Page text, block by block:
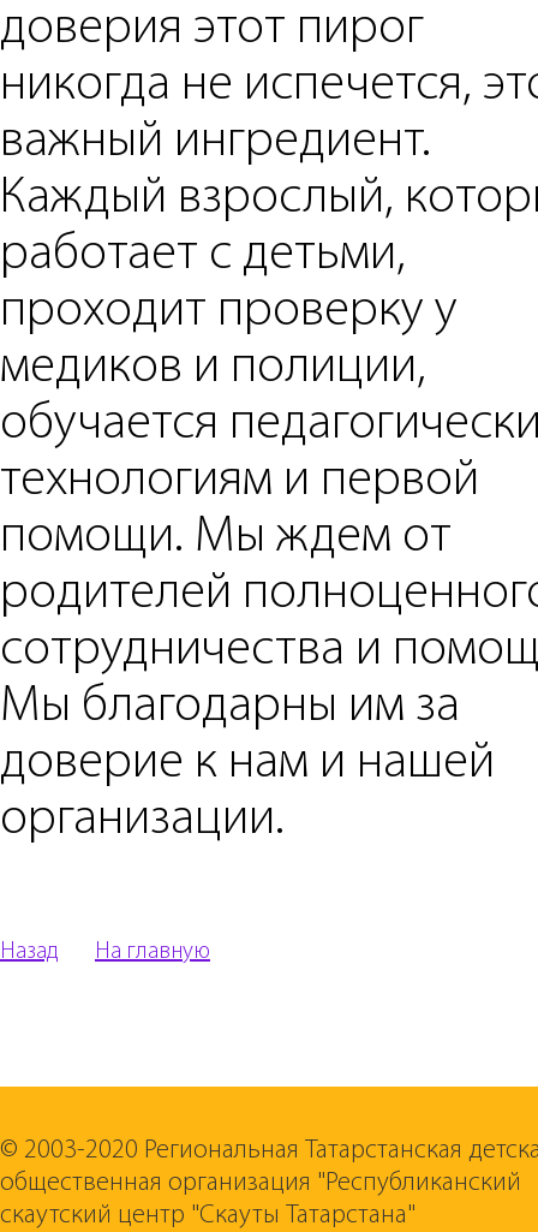
доверия этот пирог
никогда не испечется,
важный ингредиент.
Каждый взрослый,
работает с детьми,
проходит проверку у
медиков и полиции,
обучается
технологиям и первой
помощи. Мы ждем от
родителей
сотрудничества и
Мы благодарны им за
доверие к нам и нашей
организации.
Назад На главную
© 2003-2020 Региональная Татарстанская
общественная организация "Республиканский
скаутский центр "Скауты Татарстана"